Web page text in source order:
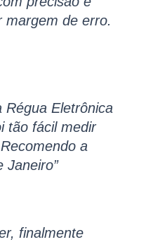
margem de erro.
Régua Eletrônica
tão fácil medir
a
Janeiro”
finalmente